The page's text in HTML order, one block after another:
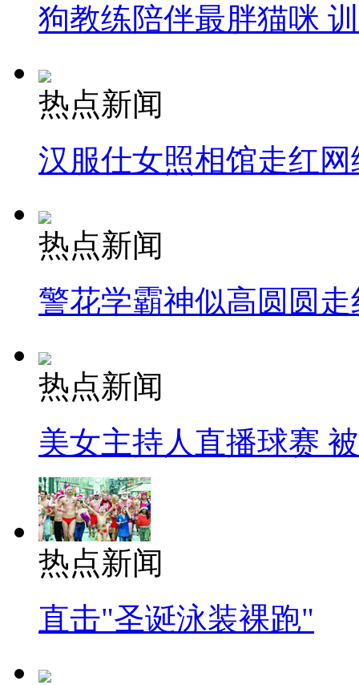
狗教练陪伴最胖猫咪
热点新闻
汉服仕女照相馆走红网
热点新闻
警花学霸神似高圆圆走
热点新闻
美女主持人直播球赛
热点新闻
直击"圣诞泳装裸跑"